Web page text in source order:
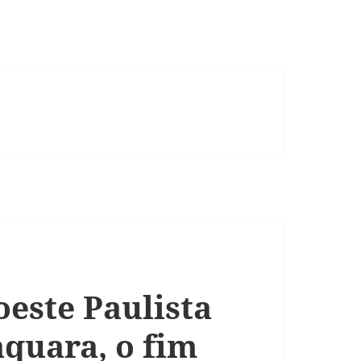
Paulista
o fim